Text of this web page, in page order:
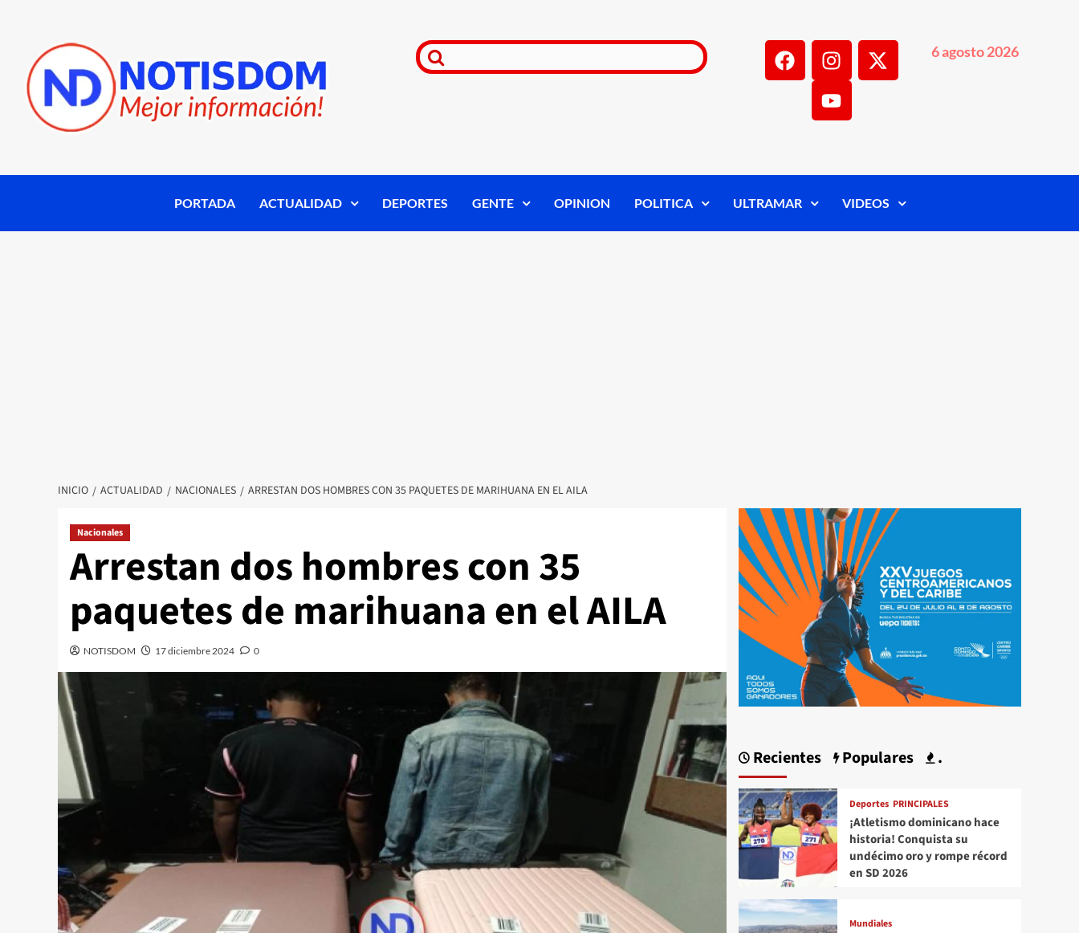
6 agosto 2026
PORTADA ACTUALIDAD DEPORTES GENTE OPINION POLITICA ULTRAMAR VIDEOS
INICIO ACTUALIDAD NACIONALES ARRESTAN DOS HOMBRES CON 35 PAQUETES DE MARIHUANA EN EL AILA
Nacionales
Arrestan dos hombres con 35
paquetes de marihuana en el AILA
NOTISDOM 17 diciembre 2024 0
Recientes Populares .
Deportes PRINCIPALES
¡Atletismo dominicano hace
historia! Conquista su
undécimo oro y rompe récord
en SD 2026
Mundiales